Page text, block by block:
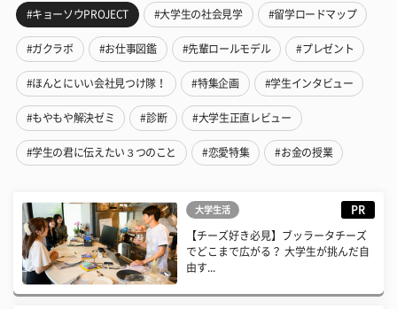
#キョーソウPROJECT #大学生の社会見学 #留学ロードマップ
#ガクラボ #お仕事図鑑 #先輩ロールモデル #プレゼント
#ほんとにいい会社見つけ隊！ #特集企画 #学生インタビュー
#もやもや解決ゼミ #診断 #大学生正直レビュー
#学生の君に伝えたい３つのこと #恋愛特集 #お金の授業
大学生活 PR
【チーズ好き必見】ブッラータチーズ
でどこまで広がる？ 大学生が挑んだ自
由す...